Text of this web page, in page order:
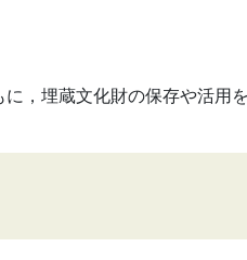
，埋蔵文化財の保存や活用